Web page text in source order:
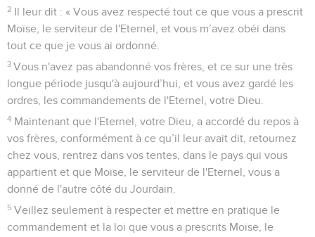
2 Il leur dit : « Vous avez respecté tout ce que vous a prescrit
Moïse, le serviteur de l'Eternel, et vous m’avez obéi dans
tout ce que je vous ai ordonné.
3 Vous n'avez pas abandonné vos frères, et ce sur une très
longue période jusqu'à aujourd’hui, et vous avez gardé les
ordres, les commandements de l'Eternel, votre Dieu.
4 Maintenant que l'Eternel, votre Dieu, a accordé du repos à
vos frères, conformément à ce qu’il leur avait dit, retournez
chez vous, rentrez dans vos tentes, dans le pays qui vous
appartient et que Moïse, le serviteur de l'Eternel, vous a
donné de l'autre côté du Jourdain.
5 Veillez seulement à respecter et mettre en pratique le
commandement et la loi que vous a prescrits Moïse, le